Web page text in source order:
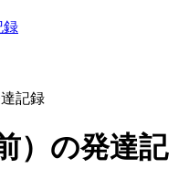
録
記録
）の発達記